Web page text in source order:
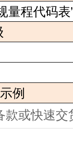
量程代码表
例
款或快速交